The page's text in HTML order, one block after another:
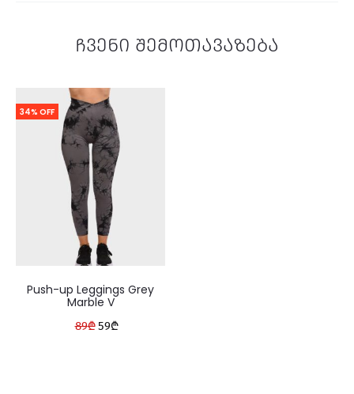
ჩვენი შემოთავაზება
34% OFF
Push-up Leggings Grey
Marble V
89₾Original
59₾Current